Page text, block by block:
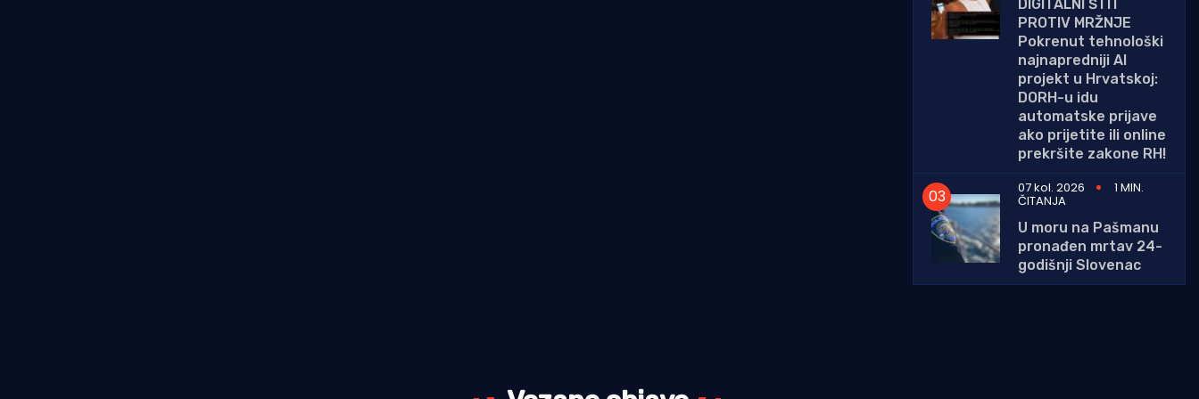
DIGITALNI ŠTIT
PROTIV MRŽNJE
Pokrenut tehnološki
najnapredniji AI
projekt u Hrvatskoj:
DORH-u idu
automatske prijave
ako prijetite ili online
prekršite zakone RH!
07 kol. 2026
1 MIN.
ČITANJA
U moru na Pašmanu
pronađen mrtav 24-
godišnji Slovenac